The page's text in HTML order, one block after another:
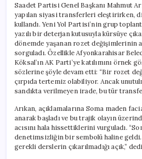
Saadet Partisi Genel Başkanı Mahmut
yapılan siyasi transferleri eleştirirken,
kullandı. Yeni Yol Partisi’nin grup
yazılı bir deterjan kutusuyla kürsüye
dönemde yaşanan rozet değişimlerinin
sorguladı. Özellikle Afyonkarahisar
Köksal’ın AK Parti’ye katılımını örnek
sözlerine şöyle devam etti: “Bir rozet
çırpıda tertemiz olabiliyor. Ancak
sandıkta verilmeyen irade, bu tür
Arıkan, açıklamalarına Soma maden
anarak başladı ve bu trajik olayın
acısını hala hissettiklerini vurguladı.
denetimsizliğin bir sembolü haline geldi.
gerekli derslerin çıkarılmadığı açık,”